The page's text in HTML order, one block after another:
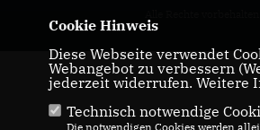
Cookie Hinweis
Diese Webseite verwendet
Webangebot zu verbessern
jederzeit widerrufen. Weitere
Technisch notwendige
Die notwendigen Cookies werden